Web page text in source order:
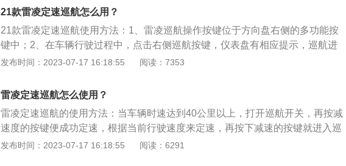
成。外观凌厉、品质卓越的美版车型在北美已畅销多年，销量长期高居A级车市
场销量榜首，而雷凌正是继承了这一车型的冠军基因，具有极高的品质基础。
2、外观：全新换代雷凌是丰田Corolla车系的第十二代车型，出自TNGA架构GA-
C平台，同时采用了该车系北美版的造型，前脸的样式相比旧款线条有所增加，
两侧前翼子板隆起，大灯变成了倒钩样式，尾部整体样式小改，一条黑色的横向
象。车身尺寸方面，新车长宽高分别为4640/1780/1455mm，轴距达到2700m
m，长度与宽度比现款略有提升，但高度降低，轴距同样保持不变。
21款雷凌定速巡航怎么用？
21款雷凌定速巡航使用方法：1、雷凌巡航操作按键位于方向盘右侧的多功能按
键中；2、在车辆行驶过程中，点击右侧巡航按键，仪表盘有相应提示，巡航进
入待命状态；3、控制车辆达到需要的速度后，按下SET键，激活巡航，松开油
同样在巡航行驶过程中，按下-SET键降低车速；6、要临时取消巡航功能，按下c
ancel键，重新恢复按下RES键即可。
发布时间：2023-07-17 16:18:55 阅读：7353
雷凌定速巡航怎么使用？
雷凌定速巡航的使用方法：当车辆时速达到40公里以上，打开巡航开关，再按减
速度的按键便成功定速，根据当前行驶速度来定速，再按下减速的按键就进入巡
航功能。解除方法：踩下刹车便自动解除。以下是定速巡航的使用介绍：1、启
发布时间：2023-07-17 16:18:55 阅读：6291